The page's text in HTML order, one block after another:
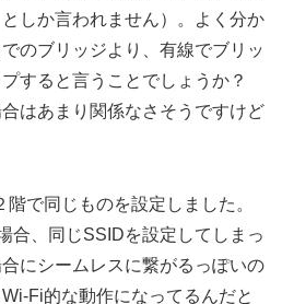
しか言われません）。よく分か
のブリッジより、有線でブリッ
すると言うことでしょうか？
はあまり関係なさそうですけど
で同じものを設定しました。
合、同じSSIDを設定してしまっ
にシームレスに繋がるっぽいの
Fi的な動作になってるんだと